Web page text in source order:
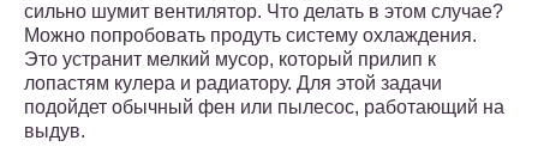
сильно шумит вентилятор. Что делать в этом случае?
Можно попробовать продуть систему охлаждения.
Это устранит мелкий мусор, который прилип к
лопастям кулера и радиатору. Для этой задачи
подойдет обычный фен или пылесос, работающий на
выдув.